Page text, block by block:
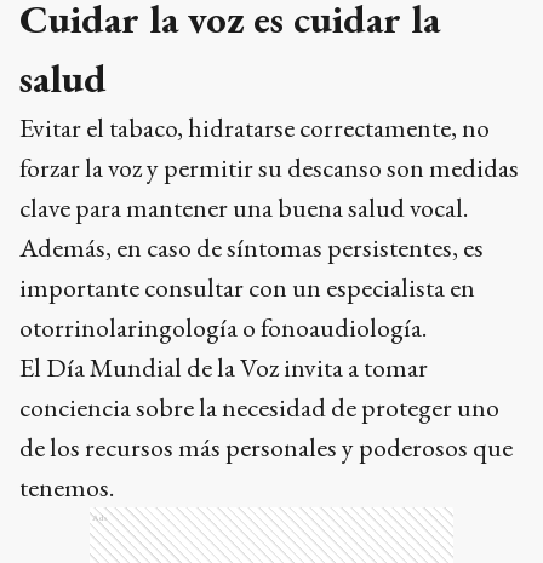
Cuidar la voz es cuidar la
salud
Evitar el tabaco, hidratarse correctamente, no
forzar la voz y permitir su descanso son medidas
clave para mantener una buena salud vocal.
Además, en caso de síntomas persistentes, es
importante consultar con un especialista en
otorrinolaringología o fonoaudiología.
El Día Mundial de la Voz invita a tomar
conciencia sobre la necesidad de proteger uno
de los recursos más personales y poderosos que
tenemos.
Ads